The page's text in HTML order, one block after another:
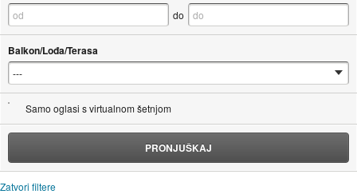
do
Balkon/Lođa/Terasa
Samo oglasi s virtualnom šetnjom
PRONJUŠKAJ
Zatvori filtere